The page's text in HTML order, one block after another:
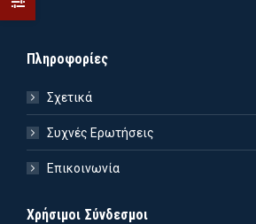
Πληροφορίες
Σχετικά
Συχνές Ερωτήσεις
Επικοινωνία
Χρήσιμοι Σύνδεσμοι